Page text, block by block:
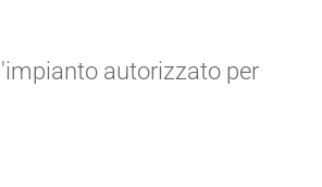
autorizzato per